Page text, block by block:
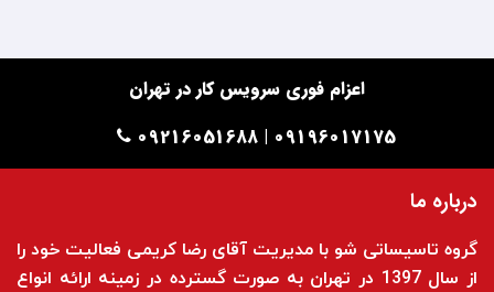
اعزام فوری سرویس کار در تهران
09196017175 | 09216051688
درباره ما
گروه تاسیساتی شو با مدیریت آقای رضا کریمی فعالیت خود را
از سال 1397 در تهران به صورت گسترده در زمینه ارائه انواع